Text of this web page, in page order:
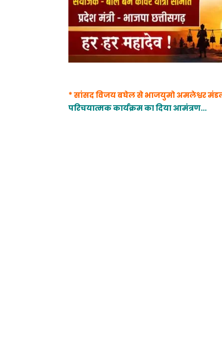
* सांसद विजय बघेल से भाजयुमो अमलेश्वर मंडल
परिचयात्मक कार्यक्रम का दिया आमंत्रण…